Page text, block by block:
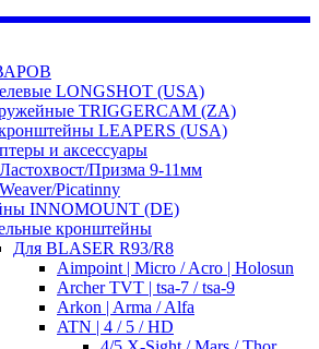
LONGSHOT (USA)
TRIGGERCAM (ZA)
LEAPERS (USA)
и аксессуары
Призма 9-11мм
Picatinny
INNOMOUNT (DE)
кронштейны
Для BLASER R93/R8
Aimpoint | Micro / Acro | Holosun
Archer TVT | tsa-7 / tsa-9
Arkon | Arma / Alfa
ATN | 4 / 5 / HD